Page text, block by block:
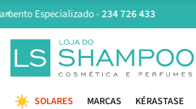
SOLARES MARCAS KÉRASTASE